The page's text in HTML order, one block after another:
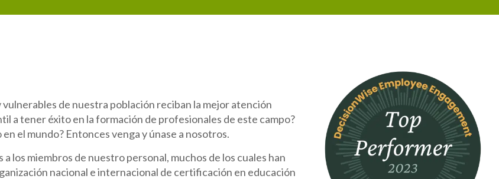
de nuestra población reciban la mejor atención
a tener éxito en la formación de profesionales de este campo?
el mundo? Entonces venga y únase a nosotros.
los miembros de nuestro personal, muchos de los cuales han
nacional e internacional de certificación en educación